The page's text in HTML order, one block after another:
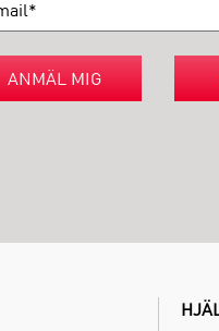
ANMÄL MIG